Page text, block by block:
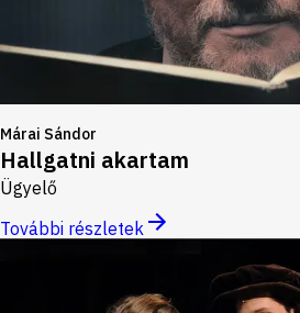
Márai Sándor
Hallgatni akartam
Ügyelő
További részletek